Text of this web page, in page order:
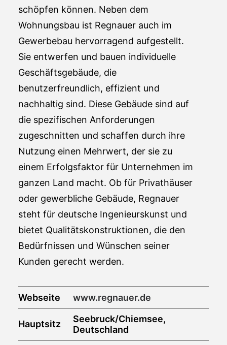
schöpfen können. Neben dem
Wohnungsbau ist Regnauer auch im
Gewerbebau hervorragend aufgestellt.
Sie entwerfen und bauen individuelle
Geschäftsgebäude, die
benutzerfreundlich, effizient und
nachhaltig sind. Diese Gebäude sind auf
die spezifischen Anforderungen
zugeschnitten und schaffen durch ihre
Nutzung einen Mehrwert, der sie zu
einem Erfolgsfaktor für Unternehmen im
ganzen Land macht. Ob für Privathäuser
oder gewerbliche Gebäude, Regnauer
steht für deutsche Ingenieurskunst und
bietet Qualitätskonstruktionen, die den
Bedürfnissen und Wünschen seiner
Kunden gerecht werden.
Webseite www.regnauer.de
Hauptsitz
Seebruck/Chiemsee,
Deutschland